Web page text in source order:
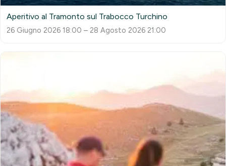
Aperitivo al Tramonto sul Trabocco Turchino
26 Giugno 2026 18:00 – 28 Agosto 2026 21:00